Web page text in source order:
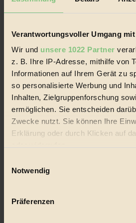
Verantwortungsvoller Umgang
Wir und unsere 1022 Partner
z. B. Ihre IP-Adresse, mithilfe von
Informationen auf Ihrem Gerät zu
so personalisierte Werbung und
Inhalten, Zielgruppenforschung
ermöglichen. Sie entscheiden
Zwecke nutzt. Sie können Ihre
Erklärung oder durch Klicken auf
Wenn Sie es erlauben, würden wir
Ihr Gerät durch aktives
Notwendig
Präferenzen
Biorama steht für einen nachhaltigen
Lebenswandel. Es ist eine moderne
Handels mit Bioprodukten, des Fair-
alternativer Energien.
Social Media
22.601 Fans auf Facebook
3.415 Follower auf Twitter
Folge uns auf Instagram
Themen
Bio
Vegan